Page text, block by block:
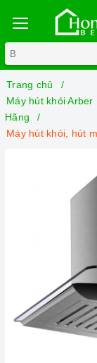
Trang chủ
Máy hút khói
Hãng
Máy hút khói, hút